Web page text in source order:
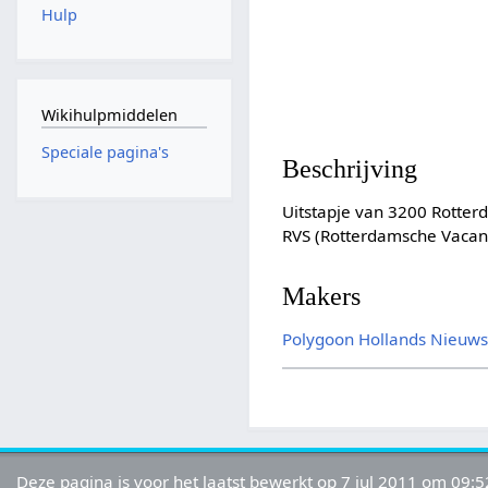
Beschrijving
Uitstapje van 3200
RVS (Rotterdamsche
Makers
Polygoon Hollands Nieuws
Hulp
Wikihulpmiddelen
Speciale pagina's
Deze pagina is voor het laatst bewerkt op 7 jul 2011 om